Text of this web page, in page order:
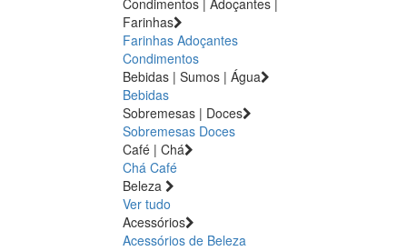
Farinhas
Farinhas Adoçantes
Condimentos
Bebidas | Sumos | Água
Bebidas
Sobremesas | Doces
Sobremesas Doces
Café | Chá
Chá Café
Beleza
Ver tudo
Acessórios
Acessórios de Beleza